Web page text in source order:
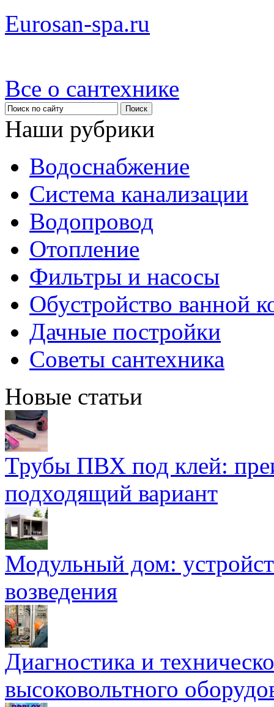
Eurosan-spa.ru
Все о сантехнике
Наши рубрики
Водоснабжение
Система канализации
Водопровод
Отопление
Фильтры и насосы
Обустройство ванной
Дачные постройки
Советы сантехника
Новые статьи
Трубы ПВХ под клей:
подходящий вариант
Модульный дом:
возведения
Диагностика и
высоковольтного